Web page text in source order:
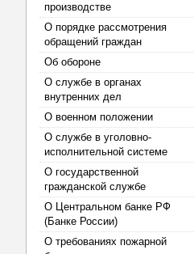
производстве
О порядке рассмотрения
обращений граждан
Об обороне
О службе в органах
внутренних дел
О военном положении
О службе в уголовно-
исполнительной системе
О государственной
гражданской службе
О Центральном банке РФ
(Банке России)
О требованиях пожарной